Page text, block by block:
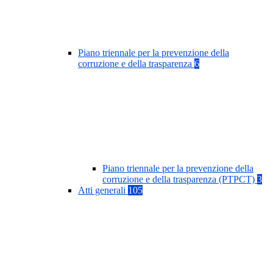
Piano triennale per la prevenzione della
corruzione e della trasparenza 6
Piano triennale per la prevenzione della
corruzione e della trasparenza (PTPCT) 3
Atti generali 105